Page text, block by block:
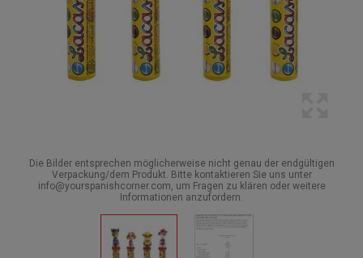
Die Bilder entsprechen möglicherweise nicht genau der endgültigen
Verpackung/dem Produkt. Bitte kontaktieren Sie uns unter
info@yourspanishcorner.com, um Fragen zu klären oder weitere
Informationen anzufordern.